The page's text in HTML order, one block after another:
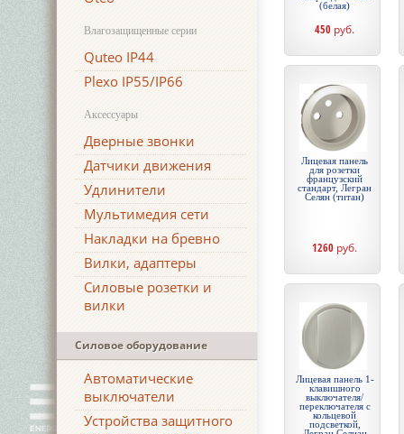
Влагозащищенные серии
Quteo IP44
Plexo IP55/IP66
Аксессуары
Дверные звонки
Датчики движения
Удлинители
Мультимедия сети
Накладки на бревно
Вилки, адаптеры
Силовые розетки и
вилки
Силовое оборудование
Автоматические
выключатели
Устройства защитного
(белая)
450 руб.
Лицевая панель
для розетки
французский
стандарт, Легран
Селян (титан)
1260 руб.
Лицевая панель 1-
клавишного
выключателя/
переключателя с
кольцевой
подсветкой,